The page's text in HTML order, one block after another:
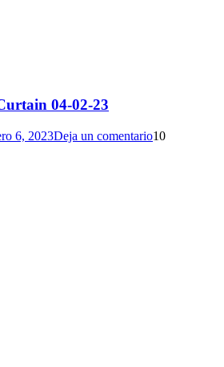
04-02-23
6, 2023Deja un comentario10